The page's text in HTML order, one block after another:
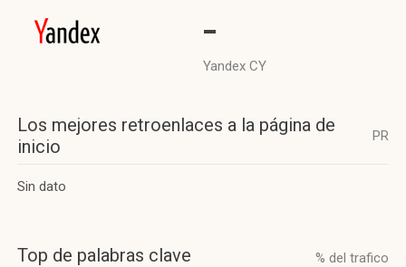
-
Yandex CY
Los mejores retroenlaces a la página de
inicio
PR
Sin dato
Top de palabras clave % del trafico